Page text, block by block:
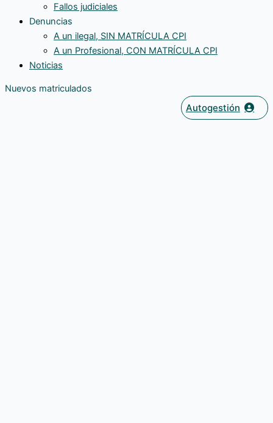
Fallos judiciales
Denuncias
A un ilegal, SIN MATRÍCULA CPI
A un Profesional, CON MATRÍCULA CPI
Noticias
Nuevos matriculados
Autogestión